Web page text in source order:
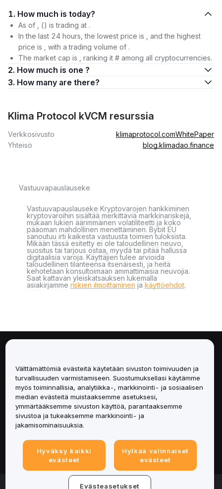
1. How much is today?
As of , () is trading at .
In the last 24 hours, the lowest price is , and the highest
price is , with a trading volume of .
The market cap is , ranking it # among all cryptocurrencies.
2. How much is one ?
3. How many are there?
Klima Protocol kVCM resurssia
Verkkosivusto klimaprotocol.comWhitePaper
Yhteisö
blog.klimadao.finance
Vastuuvapauslauseke
Vastuuvapauslauseke Kryptovarojen hankkiminen
kryptovaroihin sisältää merkittäviä markkinariskejä,
mukaan lukien äärimmäinen volatiliteetti ja koko
pääoman mahdollinen menettäminen. Bybit EU
sanoutuu irti kaikesta vastuusta toimien tuloksista.
Mikään tässä esitetty ei ole taloudellinen neuvo,
suositus tai tarjous ostaa, myydä tai pitää hallussa
digitaalisia varoja. Käyttäjien tulee arvioida
taloudellinen tilanteensa itsenäisesti, ja heitä
kehotetaan konsultoimaan ammattimaisia neuvojia.
Saat kattavan yleiskatsauksen lukemalla
asiakirjamme riskien ilmoittaminen ja käyttöehdot.
Palvelut
Tuki
Tuotteet
Lakiasiat
© 2025-2026 Bybit.eu. Kaikki oikeudet pidätetään.
Välttämättömiä evästeitä käytetään sivuston toimivuuden ja
turvallisuuden varmistamiseen. Suostumuksellasi käytämme
myös toiminnallisia, analytiikka-, markkinointi- ja sosiaalisen
median evästeitä muistaaksemme asetuksesi,
ymmärtääksemme sivuston käyttöä, parantaaksemme
sivustoa ja tukeaksemme markkinointi- ja
jakamisominaisuuksia.
Hyväksy kaikki
evästeet
Hylkää valinnaiset
evästeet
Evästeasetukset